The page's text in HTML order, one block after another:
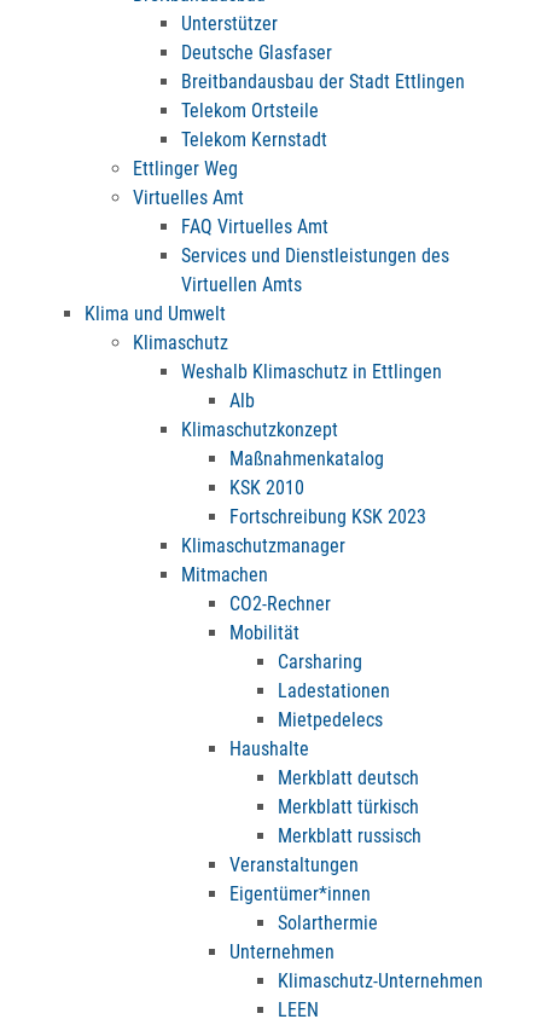
Unterstützer
Deutsche Glasfaser
Breitbandausbau der Stadt Ettlingen
Telekom Ortsteile
Telekom Kernstadt
Ettlinger Weg
Virtuelles Amt
FAQ Virtuelles Amt
Services und Dienstleistungen des
Virtuellen Amts
Klima und Umwelt
Klimaschutz
Weshalb Klimaschutz in Ettlingen
Alb
Klimaschutzkonzept
Maßnahmenkatalog
KSK 2010
Fortschreibung KSK 2023
Klimaschutzmanager
Mitmachen
CO2-Rechner
Mobilität
Carsharing
Ladestationen
Mietpedelecs
Haushalte
Merkblatt deutsch
Merkblatt türkisch
Merkblatt russisch
Veranstaltungen
Eigentümer*innen
Solarthermie
Unternehmen
Klimaschutz-Unternehmen
LEEN